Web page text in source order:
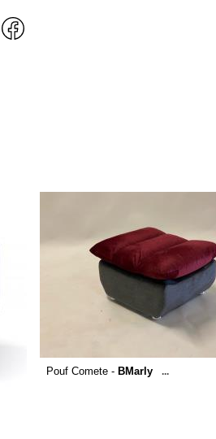
Pouf Comete - BMarly ...